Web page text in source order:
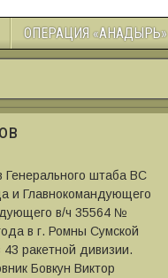
ОПЕРАЦИЯ «АНАДЫРЬ»
Генерального штаба ВС
и Главнокомандующего
в/ч 35564 №
в г. Ромны Сумской
ракетной дивизии.
Бовкун Виктор